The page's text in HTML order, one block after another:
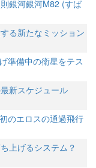
銀河銀河M82 (すば
る新たなミッション
準備中の衛星をテス
新スケジュール
のエロスの通過飛行
上げるシステム？